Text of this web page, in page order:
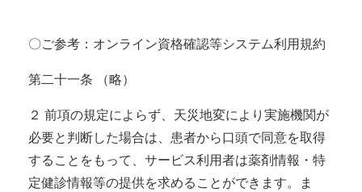
〇ご参考：オンライン資格確認等システム利用規約
第二十一条 （略）
２ 前項の規定によらず、天災地変により実施機関が
必要と判断した場合は、患者から口頭で同意を取得
することをもって、サービス利用者は薬剤情報・特
定健診情報等の提供を求めることができます。ま